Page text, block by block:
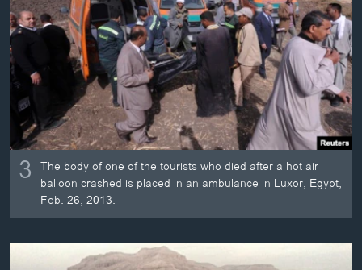
3 The body of one of the tourists who died after a hot air
balloon crashed is placed in an ambulance in Luxor, Egypt,
Feb. 26, 2013.